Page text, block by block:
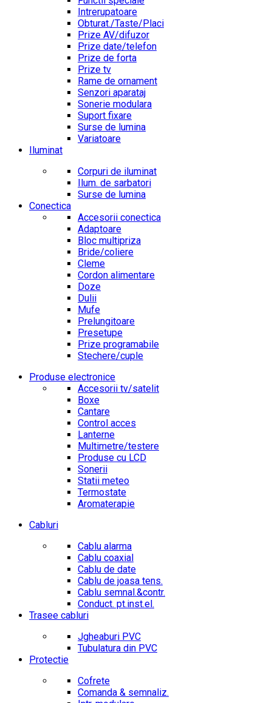
Intrerupatoare
Obturat./Taste/Placi
Prize AV/difuzor
Prize date/telefon
Prize de forta
Prize tv
Rame de ornament
Senzori aparataj
Sonerie modulara
Suport fixare
Surse de lumina
Variatoare
Iluminat
Corpuri de iluminat
Ilum. de sarbatori
Surse de lumina
Conectica
Accesorii conectica
Adaptoare
Bloc multipriza
Bride/coliere
Cleme
Cordon alimentare
Doze
Dulii
Mufe
Prelungitoare
Presetupe
Prize programabile
Stechere/cuple
Produse electronice
Accesorii tv/satelit
Boxe
Cantare
Control acces
Lanterne
Multimetre/testere
Produse cu LCD
Sonerii
Statii meteo
Termostate
Aromaterapie
Cabluri
Cablu alarma
Cablu coaxial
Cablu de date
Cablu de joasa tens.
Cablu semnal.&contr.
Conduct. pt.inst.el.
Trasee cabluri
Jgheaburi PVC
Tubulatura din PVC
Protectie
Cofrete
Comanda & semnaliz.